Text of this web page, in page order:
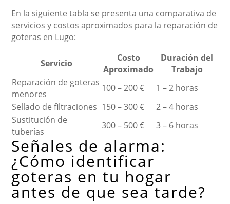
En la siguiente tabla se presenta una comparativa de
servicios y costos aproximados para la reparación de
goteras en Lugo:
Servicio
Costo
Aproximado
Duración del
Trabajo
Reparación de goteras
menores
100 – 200 €
1 – 2 horas
Sellado de filtraciones 150 – 300 €
2 – 4 horas
Sustitución de
tuberías
300 – 500 € 3 – 6 horas
Señales de alarma:
¿Cómo identificar
goteras en tu hogar
antes de que sea tarde?